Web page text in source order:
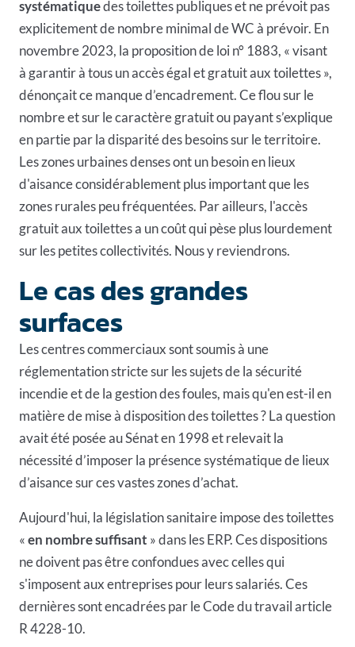
systématiquedes toilettes publiques et ne prévoit pas
explicitement de nombre minimal de WC à prévoir. En
novembre 2023, la proposition de loi n° 1883, « visant
à garantir à tous un accès égal et gratuit aux toilettes »,
dénonçait ce manque d’encadrement. Ce flou sur le
nombre et sur le caractère gratuit ou payant s’explique
en partie par la disparité des besoins sur le territoire.
Les zones urbaines denses ont un besoin en lieux
d'aisance considérablement plus important que les
zones rurales peu fréquentées. Par ailleurs, l'accès
gratuit aux toilettes a un coût qui pèse plus lourdement
sur les petites collectivités. Nous y reviendrons.
Le cas des grandes
surfaces
Lescentres commerciauxsont soumis à une
réglementation stricte sur les sujets de la sécurité
incendie et de la gestion des foules, mais qu'en est-il en
matière de mise à disposition des toilettes ? La question
avait été posée au Sénat en 1998 et relevait la
nécessité d’imposer la présence systématique de lieux
d’aisance sur ces vastes zones d’achat.
Aujourd'hui, la législation sanitaire impose des toilettes
«en nombre suffisant » dans les ERP. Ces dispositions
ne doivent pas être confondues avec celles qui
s'imposent aux entreprises pour leurs salariés. Ces
dernières sont encadrées par le Code du travail article
R 4228-10.